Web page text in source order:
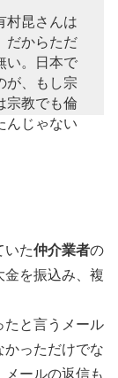
村昆さんは
だからただ
い。日本で
が、もし宗
宗教でも倫
んじゃない
いた仲介業者の
金を振込み、複
たと言うメール
っただけでな
ールの返信も